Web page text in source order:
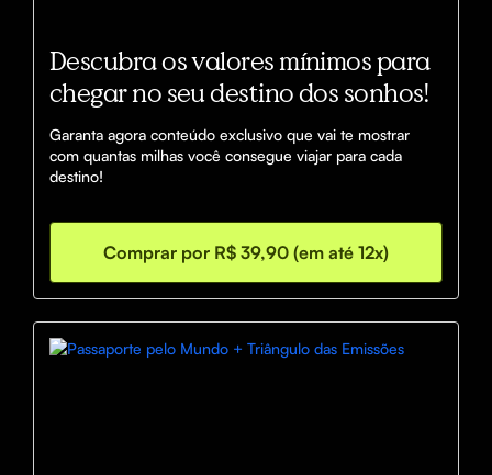
Descubra os valores mínimos para
chegar no seu destino dos sonhos!
Garanta agora conteúdo exclusivo que vai te mostrar
com quantas milhas você consegue viajar para cada
destino!
Comprar por R$ 39,90 (em até 12x)